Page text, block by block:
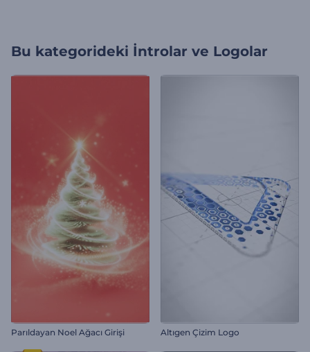
Bu kategorideki İntrolar ve Logolar
Parıldayan Noel Ağacı Girişi Altıgen Çizim Logo